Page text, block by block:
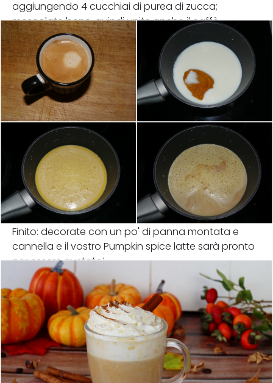
aggiungendo 4 cucchiai di purea di zucca;
mescolate bene, quindi unite anche il caffè.
Finito: decorate con un po' di panna montata e
cannella e il vostro Pumpkin spice latte sarà pronto
per essere gustato!